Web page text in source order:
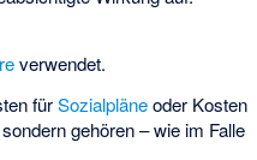
verwendet.
fürSozialpläneoder Kosten
gehören – wie im Falle